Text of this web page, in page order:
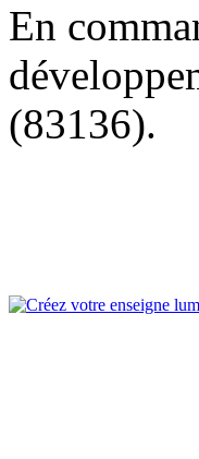
En
(83136).